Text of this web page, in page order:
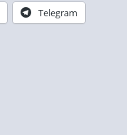
Telegram